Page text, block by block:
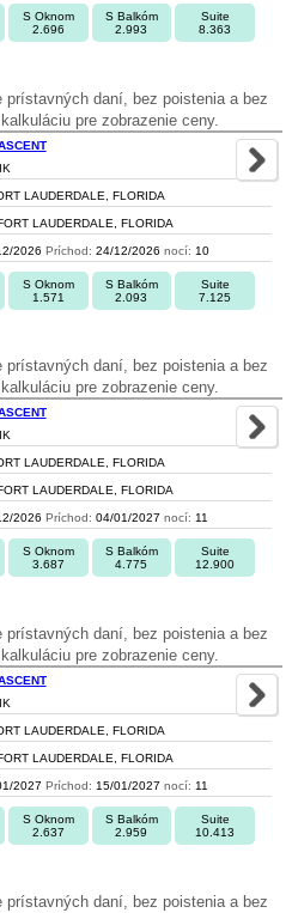
S Oknom
2.696
S Balkóm
2.993
Suite
8.363
daní, bez poistenia a bez
pre zobrazenie ceny.
LAUDERDALE, FLORIDA
LAUDERDALE, FLORIDA
2026 Príchod: 24/12/2026 nocí: 10
S Oknom
1.571
S Balkóm
2.093
Suite
7.125
daní, bez poistenia a bez
pre zobrazenie ceny.
LAUDERDALE, FLORIDA
LAUDERDALE, FLORIDA
2026 Príchod: 04/01/2027 nocí: 11
S Oknom
3.687
S Balkóm
4.775
Suite
12.900
daní, bez poistenia a bez
pre zobrazenie ceny.
LAUDERDALE, FLORIDA
LAUDERDALE, FLORIDA
2027 Príchod: 15/01/2027 nocí: 11
S Oknom
2.637
S Balkóm
2.959
Suite
10.413
daní, bez poistenia a bez